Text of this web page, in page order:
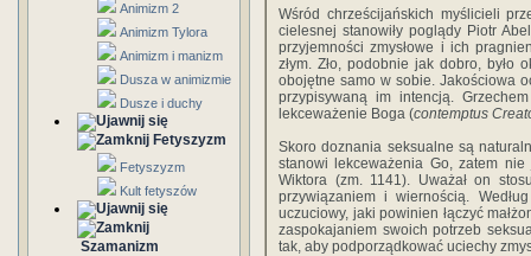
Animizm 2
Animizm Tylora
Animizm i manizm
Dusza w animizmie
Dusze i duchy
Fetyszyzm
Fetyszyzm
Kult fetyszów
Szamanizm
Wśród chrześcijańskich myślicieli
cielesnej stanowiły poglądy Piotr
przyjemności zmysłowe i ich
złym. Zło, podobnie jak dobro,
obojętne samo w sobie. Jakościowa
przypisywaną im intencją.
lekceważenie Boga (contemptus
Skoro doznania seksualne są
stanowi lekceważenia Go, zatem
Wiktora (zm. 1141). Uważał on
przywiązaniem i wiernością.
uczuciowy, jaki powinien łączyć
zaspokajaniem swoich potrzeb
tak, aby podporządkować uciechy